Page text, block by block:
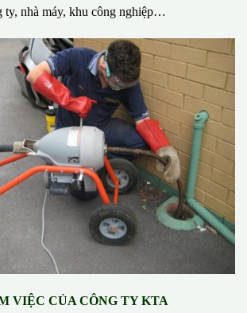
ty, nhà máy, khu công nghiệp…
VIỆC CỦA CÔNG TY KTA